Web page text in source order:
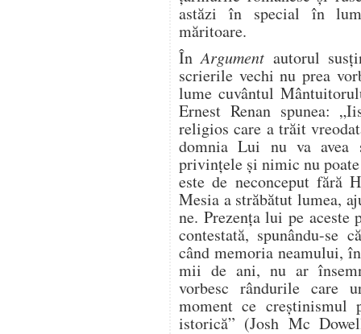
astăzi în special în
măritoare.
ÎnArgument autorul
scrierile vechi nu prea
lume cuvântul
Ernest Renan spunea:
religios care a trăit
domnia Lui nu va avea
privinţele şi nimic nu
este de neconceput fără
Mesia a străbătut lumea,
ne. Prezenţa lui pe
contestată, spunându-se
când memoria neamului,
mii de ani, nu ar
vorbesc rândurile care
moment ce creştinismul
istorică” (Josh Mc